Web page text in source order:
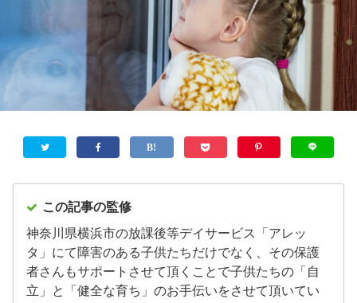
この記事の監修
神奈川県横浜市の放課後等デイサービス「アレッ
タ」にて障害のある子供たちだけでなく、その保護
者さんもサポートさせて頂くことで子供たちの「自
立」と「健全な育ち」のお手伝いをさせて頂いてい